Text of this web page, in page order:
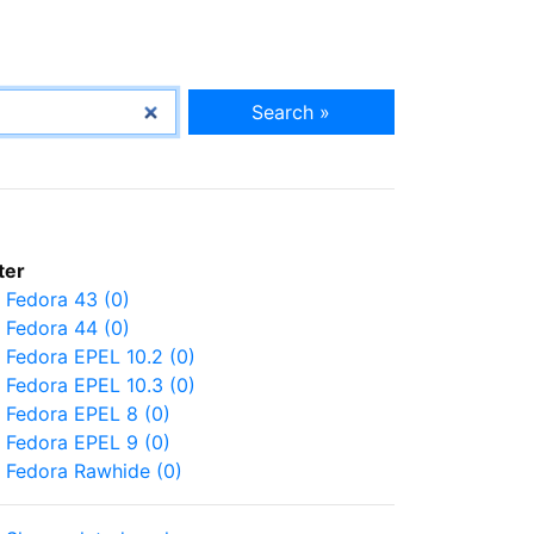
Search »
Fedora 43 (0)
Fedora 44 (0)
Fedora EPEL 10.2 (0)
Fedora EPEL 10.3 (0)
Fedora EPEL 8 (0)
Fedora EPEL 9 (0)
Fedora Rawhide (0)